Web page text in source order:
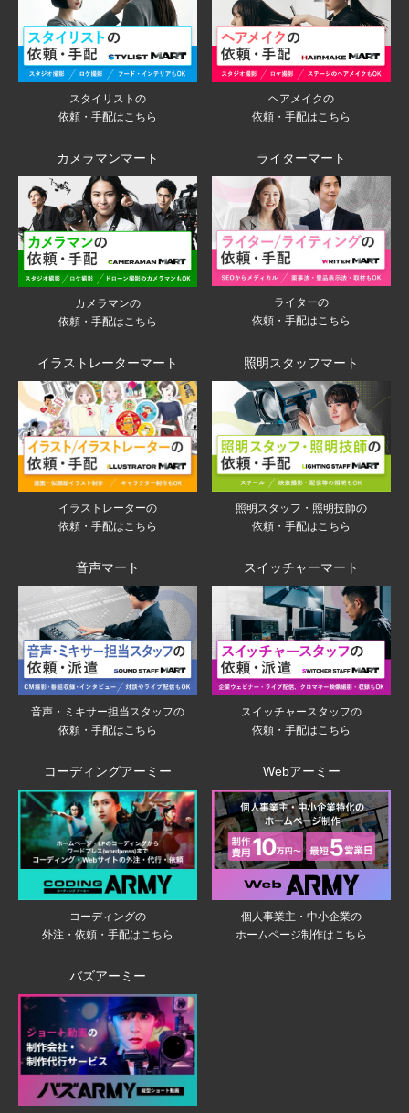
スタイリストの
依頼・手配はこちら
ヘアメイクの
依頼・手配はこちら
カメラマンマート
カメラマンの
依頼・手配はこちら
ライターマート
ライターの
依頼・手配はこちら
イラストレーターマート
イラストレーターの
依頼・手配はこちら
照明スタッフマート
照明スタッフ・照明技師の
依頼・手配はこちら
音声マート
音声・ミキサー担当スタッフの
依頼・手配はこちら
スイッチャーマート
スイッチャースタッフの
依頼・手配はこちら
コーディングアーミー
コーディングの
外注・依頼・手配はこちら
Webアーミー
個人事業主・中小企業の
ホームページ制作はこちら
バズアーミー